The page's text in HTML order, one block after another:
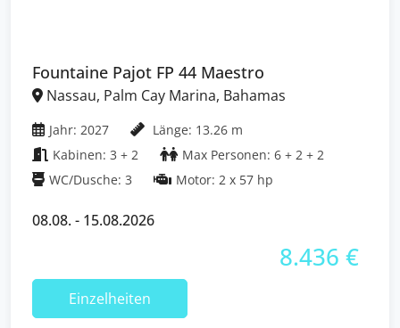
Fountaine Pajot FP 44 Maestro
Nassau, Palm Cay Marina, Bahamas
Jahr: 2027
Länge: 13.26 m
Kabinen: 3 + 2
Max Personen: 6 + 2 + 2
WC/Dusche: 3
Motor: 2 x 57 hp
08.08. - 15.08.2026
8.436 €
Einzelheiten